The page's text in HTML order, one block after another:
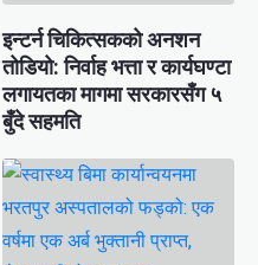
इन्टर्न चिकित्सकको अनशन
तोडियो: निर्वाह भत्ता र कार्यघण्टा
लगायतका मागमा सरकारसँग ५
बुँदे सहमति